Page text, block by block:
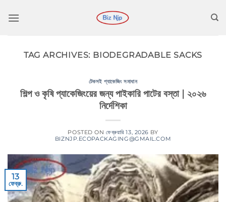
চলে
TAG ARCHIVES: BIODEGRADABLE SACKS
টেকসই প্যাকেজিং সমাধান
শিল্প ও কৃষি প্যাকেজিংয়ের জন্য পাইকারি পাটের বস্তা | ২০২৬
নির্দেশিকা
POSTED ONফেব্রুয়ারি 13, 2026 BY
BIZNJP.ECOPACKAGING@GMAIL.COM
13
ফেব্রু.